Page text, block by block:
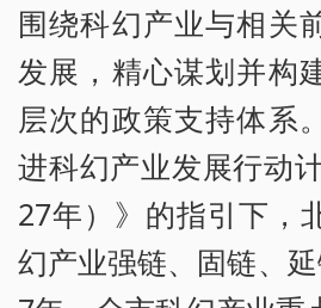
围绕科幻产业与相关
发展，精心谋划并构
层次的政策支持体系
进科幻产业发展行动
27年）》的指引下，
幻产业强链、固链、